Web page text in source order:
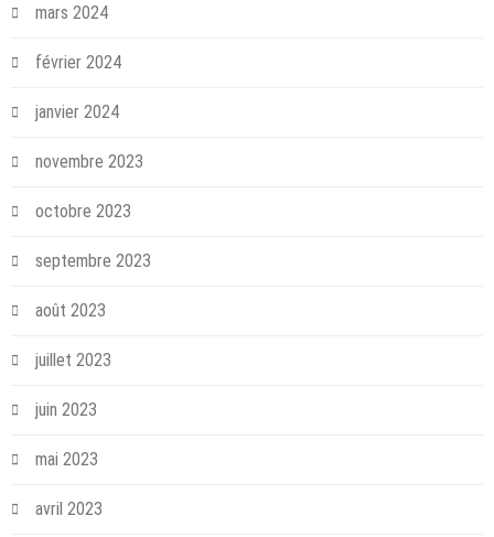
mars 2024
février 2024
janvier 2024
novembre 2023
octobre 2023
septembre 2023
août 2023
juillet 2023
juin 2023
mai 2023
avril 2023